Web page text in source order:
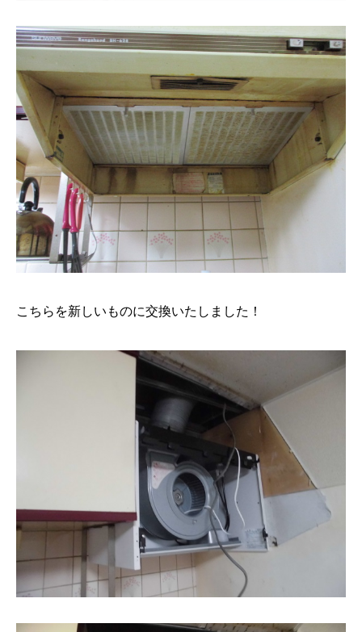
こちらを新しいものに交換いたしました！